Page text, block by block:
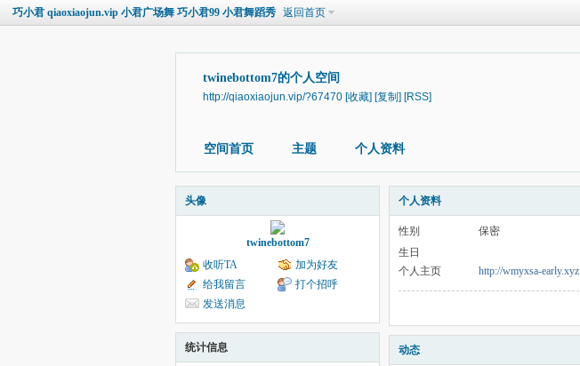
巧小君 qiaoxiaojun.vip 小君广场舞 巧小君99 小君舞蹈秀 返回首页
twinebottom7的个人空间
http://qiaoxiaojun.vip/?67470 [收藏] [复制] [RSS]
空间首页 主题 个人资料
头像
twinebottom7
收听TA
加为好友
给我留言
打个招呼
发送消息
统计信息
个人资料
性别
保密
生日
个人主页
http://wmyxsa-early.xyz
动态